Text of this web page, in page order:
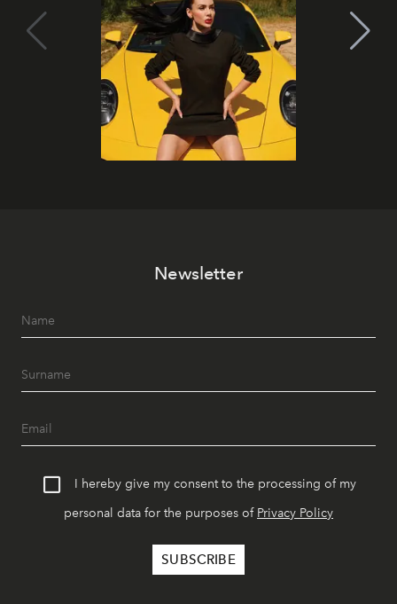
Newsletter
I hereby give my consent to the processing of my
personal data for the purposes of Privacy Policy